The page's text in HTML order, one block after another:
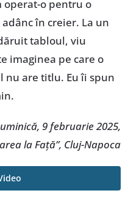
operat-o pentru o
în creier. La un
tabloul, viu
imaginea pe care o
nu are titlu. Eu îi spun
9 februarie 2025,
la Față”, Cluj-Napoca